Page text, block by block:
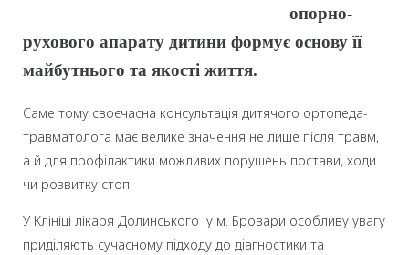
опорно-
рухового апарату дитини формує основу її
майбутнього та якості життя.
Саме тому своєчасна консультація дитячого ортопеда-
травматолога має велике значення не лише після травм,
а й для профілактики можливих порушень постави, ходи
чи розвитку стоп.
У Клініці лікаря Долинського у м. Бровари особливу увагу
приділяють сучасному підходу до діагностики та